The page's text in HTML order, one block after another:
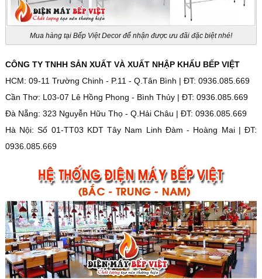
Mua hàng tại Bếp Việt Decor để nhận được ưu đãi đặc biệt nhé!
CÔNG TY TNHH SẢN XUẤT VÀ XUẤT NHẬP KHẨU BẾP VIỆT
HCM: 09-11 Trường Chinh - P.11 - Q.Tân Bình | ĐT: 0936.085.669
Cần Thơ: L03-07 Lê Hồng Phong - Bình Thủy | ĐT: 0936.085.669
Đà Nẵng: 323 Nguyễn Hữu Thọ - Q.Hải Châu | ĐT: 0936.085.669
Hà Nội: Số 01-TT03 KDT Tây Nam Linh Đàm - Hoàng Mai | ĐT:
0936.085.669